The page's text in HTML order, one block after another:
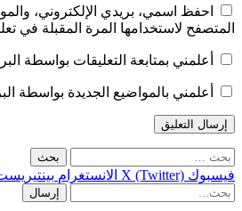
احفظ اسمي، بريدي الإلكتروني،
المتصفح لاستخدامها المرة المقبلة في
أعلمني بمتابعة التعليقات بواسطة
أعلمني بالمواضيع الجديدة بواسطة
البحث
عن:
فيسبوك X (Twitter) الانستغرام بينتيريست
إرسال